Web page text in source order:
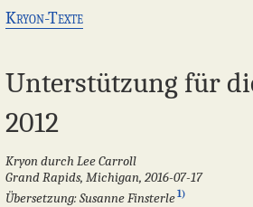
Kryon-Texte
Unterstützung für
2012
Kryon durch Lee Carroll
Grand Rapids, Michigan, 2016-07-17
Übersetzung: Susanne Finsterle1)